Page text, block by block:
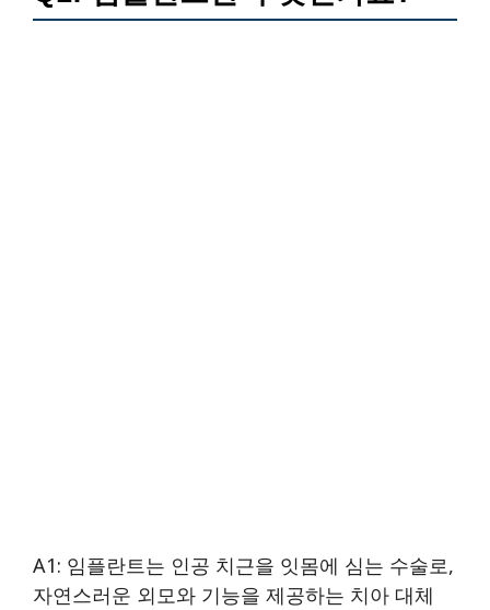
A1: 임플란트는 인공 치근을 잇몸에 심는 수술로,
자연스러운 외모와 기능을 제공하는 치아 대체